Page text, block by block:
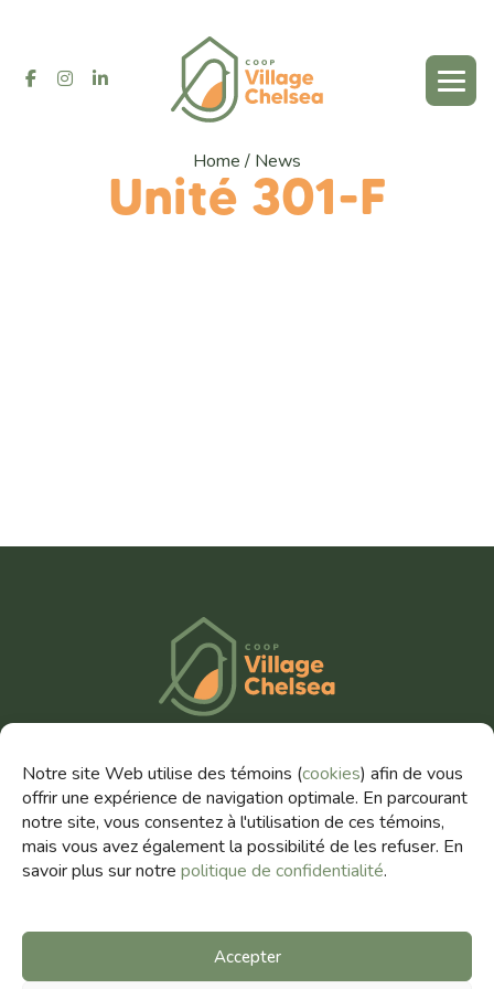
Notre site Web utilise des témoins (cookies) afin de vous
offrir une expérience de navigation optimale. En parcourant
notre site, vous consentez à l'utilisation de ces témoins,
mais vous avez également la possibilité de les refuser. En
savoir plus sur notre politique de confidentialité.
Accepter
Home / News
Unité 301-F
(819) 303-1080
COURRIEL
villagechelsea@fihab.coop